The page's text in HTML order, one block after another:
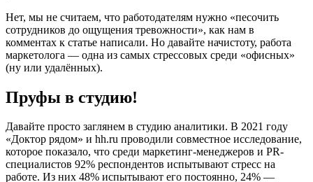
Нет, мы не считаем, что работодателям нужно «песочить
сотрудников до ощущения тревожности», как нам в
комментах к статье написали. Но давайте начистоту, работа
маркетолога — одна из самых стрессовых среди «офисных»
(ну или удалённых).
Пруфы в студию!
Давайте просто заглянем в студию аналитики. В 2021 году
«Доктор рядом» и hh.ru проводили совместное исследование,
которое показало, что среди маркетинг-менеджеров и PR-
специалистов 92% респондентов испытывают стресс на
работе. Из них 48% испытывают его постоянно, 24% —